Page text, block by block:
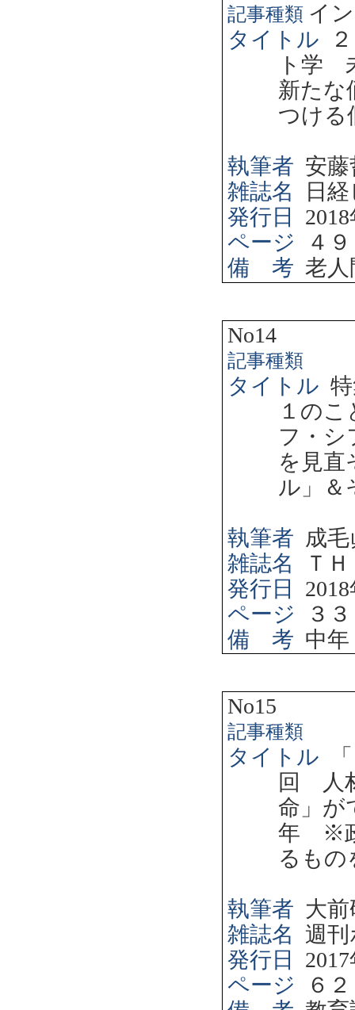
記事種類 イ
タイトル
ト学
新たな
つける
執筆者 安藤
雑誌名
日
発行日
2018
ページ
４
備 考 老人
No14
記事種類
タイトル
１の
フ・
を見
ル」＆
執筆者 成
雑誌名
Ｔ
発行日
2018
ページ
３
備 考 中
No15
記事種類
タイトル
回 人
命」が
年 ※政
るもの
執筆者 大
雑誌名
週
発行日
2017
ページ
６